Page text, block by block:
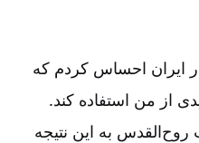
در ایران احساس کردم که
از من استفاده کند.
روح‌‌القدس به این نتیجه